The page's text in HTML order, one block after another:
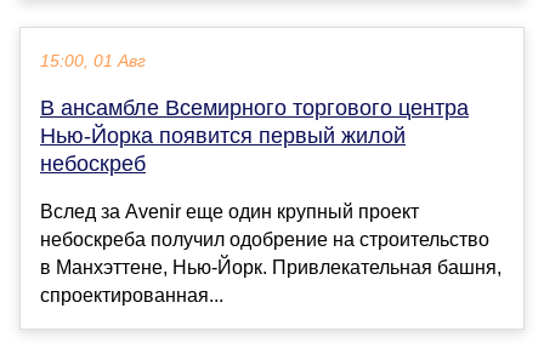
15:00, 01 Авг
В ансамбле Всемирного торгового центра
Нью-Йорка появится первый жилой
небоскреб
Вслед за Avenir еще один крупный проект
небоскреба получил одобрение на строительство
в Манхэттене, Нью-Йорк. Привлекательная башня,
спроектированная...